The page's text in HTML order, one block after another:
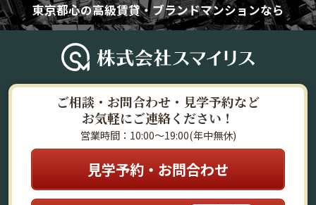
東京都心の高級賃貸・ブランドマンションなら
ご相談・お問合わせ・見学予約など
お気軽にご連絡ください！
営業時間：10:00～19:00(年中無休)
見学予約・お問合わせ